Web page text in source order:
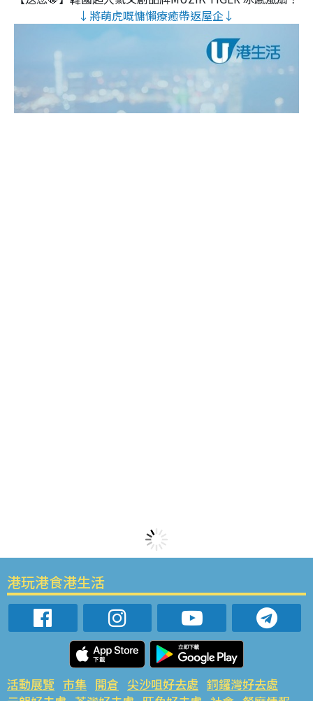
↓將萌虎嘅慵懶療癒帶返屋企↓
港玩港食港生活
活動展覽 市集 開倉 尖沙咀好去處 銅鑼灣好去處